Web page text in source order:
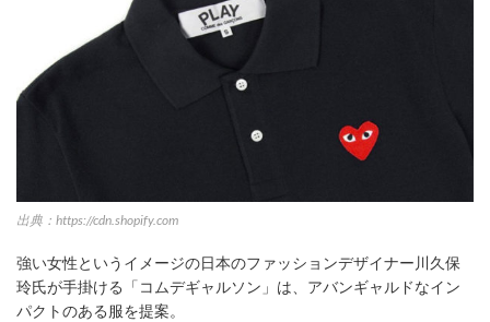
出典：https://cdn.shopify.com
強い女性というイメージの日本のファッションデザイナー川久保
玲氏が手掛ける「コムデギャルソン」は、アバンギャルドなイン
パクトのある服を提案。